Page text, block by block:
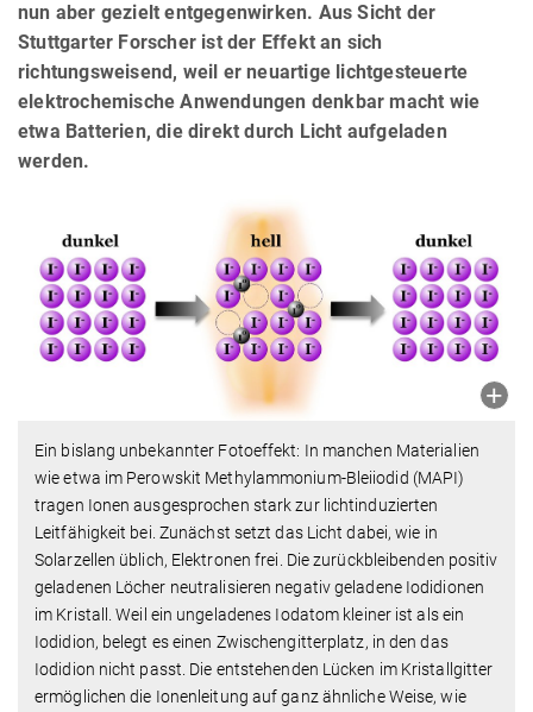
nun aber gezielt entgegenwirken. Aus Sicht der
Stuttgarter Forscher ist der Effekt an sich
richtungsweisend, weil er neuartige lichtgesteuerte
elektrochemische Anwendungen denkbar macht wie
etwa Batterien, die direkt durch Licht aufgeladen
werden.
Ein bislang unbekannter Fotoeffekt: In manchen Materialien
wie etwa im Perowskit Methylammonium-Bleiiodid (MAPI)
tragen Ionen ausgesprochen stark zur lichtinduzierten
Leitfähigkeit bei. Zunächst setzt das Licht dabei, wie in
Solarzellen üblich, Elektronen frei. Die zurückbleibenden positiv
geladenen Löcher neutralisieren negativ geladene Iodidionen
im Kristall. Weil ein ungeladenes Iodatom kleiner ist als ein
Iodidion, belegt es einen Zwischengitterplatz, in den das
Iodidion nicht passt. Die entstehenden Lücken im Kristallgitter
ermöglichen die Ionenleitung auf ganz ähnliche Weise, wie